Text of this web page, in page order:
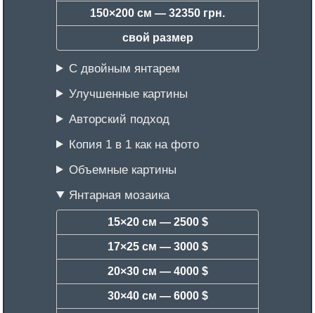
150×200 см — 32350 грн.
свой размер
С двойным янтарем
Улучшенные картины
Авторский подход
Копия 1 в 1 как на фото
Объемные картины
Янтарная мозаика
15×20 см — 2500 $
17×25 см — 3000 $
20×30 см — 4000 $
30×40 см — 6000 $